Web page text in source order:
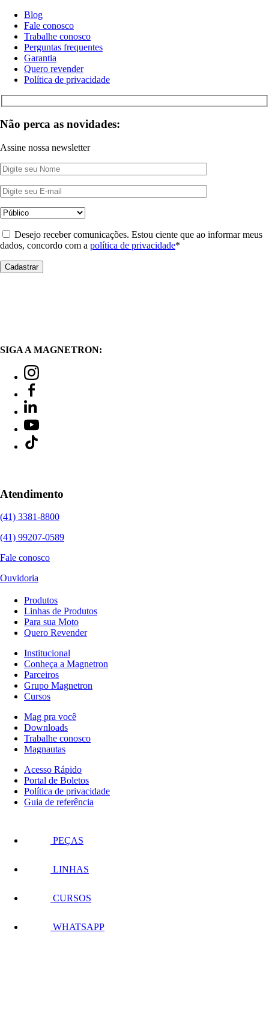
Blog
Fale conosco
Trabalhe conosco
Perguntas frequentes
Garantia
Quero revender
Política de privacidade
Não perca as novidades:
Assine nossa newsletter
Desejo receber comunicações. Estou ciente que ao informar meus
dados, concordo com a política de privacidade*
SIGA A MAGNETRON:
Atendimento
(41) 3381-8800
(41) 99207-0589
Fale conosco
Ouvidoria
Produtos
Linhas de Produtos
Para sua Moto
Quero Revender
Institucional
Conheça a Magnetron
Parceiros
Grupo Magnetron
Cursos
Mag pra você
Downloads
Trabalhe conosco
Magnautas
Acesso Rápido
Portal de Boletos
Política de privacidade
Guia de referência
PEÇAS
LINHAS
CURSOS
WHATSAPP